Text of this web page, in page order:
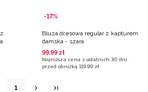
-17%
Bluza dresowa regular z kapturem
damska - szara
99,99 zł
Najniższa cena z ostatnich 30 dni
przed obniżką 119,99 zł
1